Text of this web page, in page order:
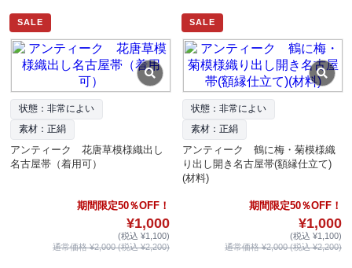
SALE
状態：非常によい
素材：正絹
アンティーク 花唐草模様織出し
名古屋帯（着用可）
期間限定50％OFF！
¥1,000
(税込 ¥1,100)
通常価格 ¥2,000 (税込 ¥2,200)
SALE
状態：非常によい
素材：正絹
アンティーク 鶴に梅・菊模様織
り出し開き名古屋帯(額縁仕立て)
(材料)
期間限定50％OFF！
¥1,000
(税込 ¥1,100)
通常価格 ¥2,000 (税込 ¥2,200)